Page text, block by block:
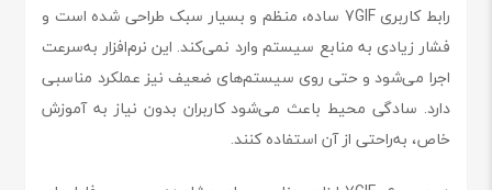
رابط کاربری 7GIF ساده، منظم و بسیار سبک طراحی شده است و
فشار زیادی به منابع سیستم وارد نمی‌کند. این نرم‌افزار به‌سرعت
اجرا می‌شود و حتی روی سیستم‌های ضعیف نیز عملکرد مناسبی
دارد. سادگی محیط باعث می‌شود کاربران بدون نیاز به آموزش
خاص، به‌راحتی از آن استفاده کنند.